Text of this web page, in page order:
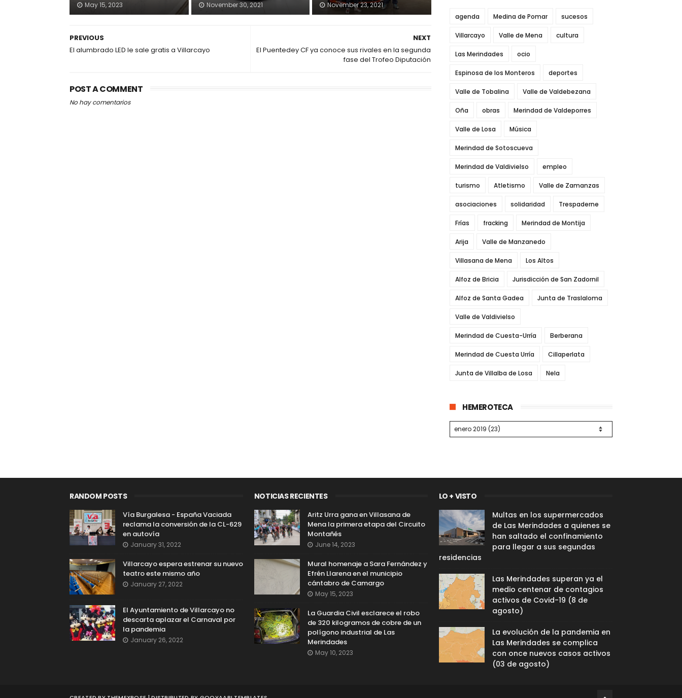
May 15, 2023 November 30, 2021 November 23, 2021
NEXT
El Puentedey CF ya conoce sus rivales en la segunda
fase del Trofeo Diputación
PREVIOUS
El alumbrado LED le sale gratis a Villarcayo
POST A COMMENT
No hay comentarios
agenda Medina de Pomar sucesos
Villarcayo Valle de Mena cultura
Las Merindades ocio
Espinosa de los Monteros deportes
Valle de Tobalina Valle de Valdebezana
Oña obras Merindad de Valdeporres
Valle de Losa Música
Merindad de Sotoscueva
Merindad de Valdivielso empleo
turismo Atletismo Valle de Zamanzas
asociaciones solidaridad Trespaderne
Frías fracking Merindad de Montija
Arija Valle de Manzanedo
Villasana de Mena Los Altos
Alfoz de Bricia Jurisdicción de San Zadornil
Alfoz de Santa Gadea Junta de Traslaloma
Valle de Valdivielso
Merindad de Cuesta-Urría Berberana
Merindad de Cuesta Urría Cillaperlata
Junta de Villalba de Losa Nela
HEMEROTECA
RANDOM POSTS
Vía Burgalesa - España Vaciada
reclama la conversión de la CL-629
en autovía
January 31, 2022
Villarcayo espera estrenar su nuevo
teatro este mismo año
January 27, 2022
El Ayuntamiento de Villarcayo no
descarta aplazar el Carnaval por
la pandemia
January 26, 2022
NOTICIAS RECIENTES
Aritz Urra gana en Villasana de
Mena la primera etapa del Circuito
Montañés
June 14, 2023
Mural homenaje a Sara Fernández y
Efrén Llarena en el municipio
cántabro de Camargo
May 15, 2023
La Guardia Civil esclarece el robo
de 320 kilogramos de cobre de un
polígono industrial de Las
Merindades
May 10, 2023
LO + VISTO
Multas en los supermercados
de Las Merindades a quienes se
han saltado el confinamiento
para llegar a sus segundas
residencias
Las Merindades superan ya el
medio centenar de contagios
activos de Covid-19 (8 de
agosto)
La evolución de la pandemia en
Las Merindades se complica
con once nuevos casos activos
(03 de agosto)